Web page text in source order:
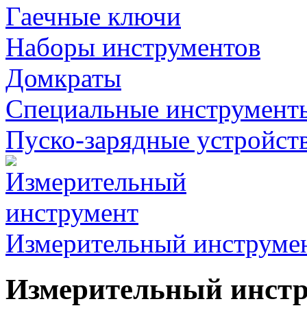
Гаечные ключи
Наборы инструментов
Домкраты
Специальные
Пуско-зарядные
Измерительный
Измерительный